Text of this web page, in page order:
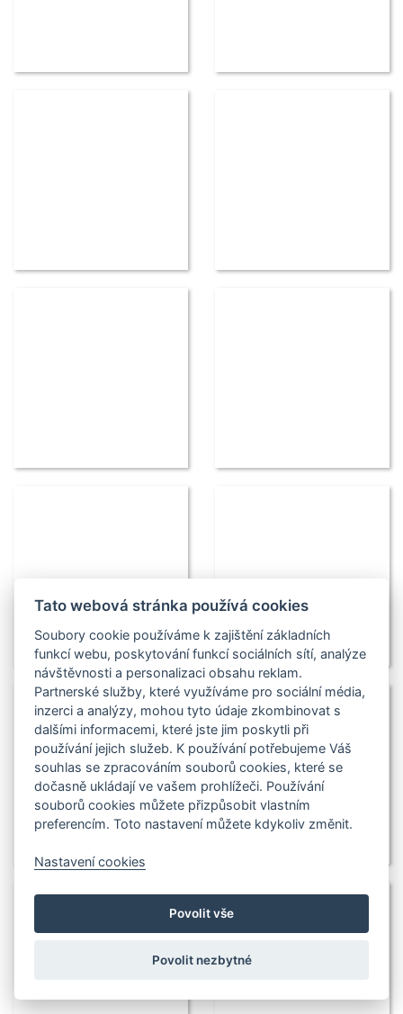
Tato webová stránka používá cookies
Soubory cookie používáme k zajištění základních
funkcí webu, poskytování funkcí sociálních sítí, analýze
návštěvnosti a personalizaci obsahu reklam.
Partnerské služby, které využíváme pro sociální média,
inzerci a analýzy, mohou tyto údaje zkombinovat s
dalšími informacemi, které jste jim poskytli při
používání jejich služeb. K používání potřebujeme Váš
souhlas se zpracováním souborů cookies, které se
dočasně ukládají ve vašem prohlížeči. Používání
souborů cookies můžete přizpůsobit vlastním
preferencím. Toto nastavení můžete kdykoliv změnit.
Nastavení cookies
Povolit vše
Povolit nezbytné